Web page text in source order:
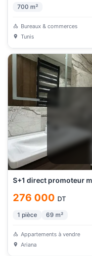
700 m²
Bureaux & commerces
Tunis
S+1 direct promoteur
276 000 DT
1 pièce 69 m²
Appartements à vendre
Ariana